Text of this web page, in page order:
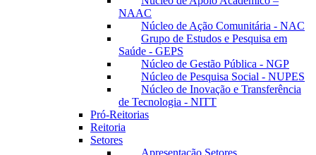
NAAC
Núcleo de Ação Comunitária - NAC
Grupo de Estudos e Pesquisa em
Saúde - GEPS
Núcleo de Gestão Pública - NGP
Núcleo de Pesquisa Social - NUPES
Núcleo de Inovação e Transferência
de Tecnologia - NITT
Pró-Reitorias
Reitoria
Setores